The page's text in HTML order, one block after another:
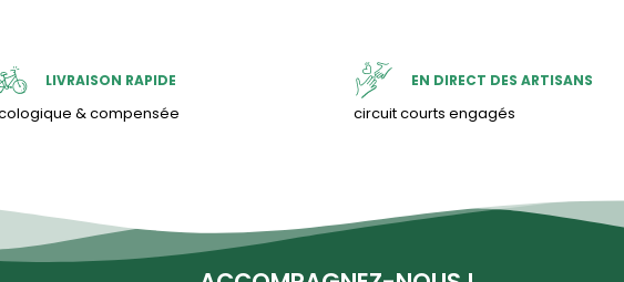
LIVRAISON RAPIDE
& compensée
EN DIRECT DES ARTISANS
circuit courts engagés